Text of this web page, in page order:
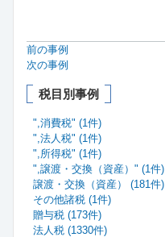
前の事例
次の事例
税目別事例
",消費税" (1件)
",法人税" (1件)
",所得税" (1件)
",譲渡・交換（資産）" (1件)
譲渡・交換（資産） (181件)
その他諸税 (1件)
贈与税 (173件)
法人税 (1330件)